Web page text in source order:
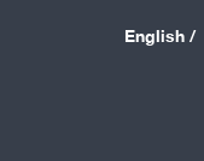
/ English